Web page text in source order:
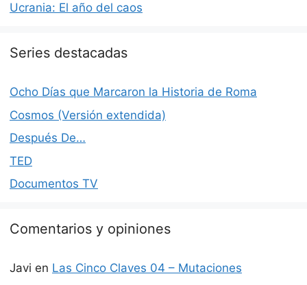
Ucrania: El año del caos
Series destacadas
Ocho Días que Marcaron la Historia de Roma
Cosmos (Versión extendida)
Después De…
TED
Documentos TV
Comentarios y opiniones
Javi en Las Cinco Claves 04 – Mutaciones